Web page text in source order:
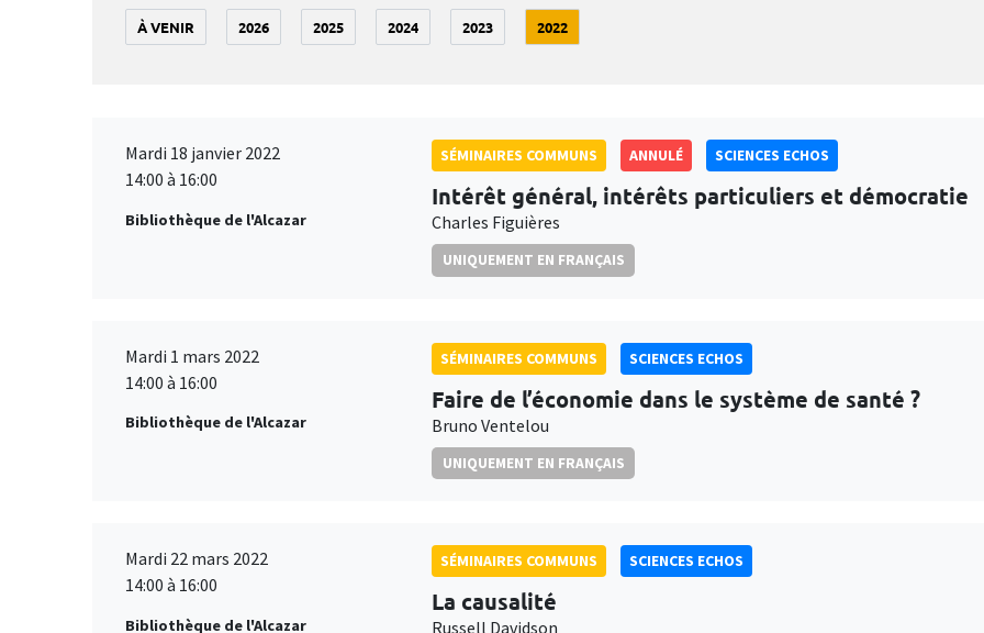
À VENIR 2026 2025 2024 2023 2022
Mardi 18 janvier 2022
14:00 à 16:00
Bibliothèque de l'Alcazar
SÉMINAIRES COMMUNS ANNULÉ SCIENCES ECHOS
Intérêt général, intérêts particuliers et démocratie
Charles Figuières
UNIQUEMENT EN FRANÇAIS
Mardi 1 mars 2022
14:00 à 16:00
Bibliothèque de l'Alcazar
SÉMINAIRES COMMUNS SCIENCES ECHOS
Faire de l’économie dans le système de santé ?
Bruno Ventelou
UNIQUEMENT EN FRANÇAIS
Mardi 22 mars 2022
14:00 à 16:00
Bibliothèque de l'Alcazar
SÉMINAIRES COMMUNS SCIENCES ECHOS
La causalité
Russell Davidson